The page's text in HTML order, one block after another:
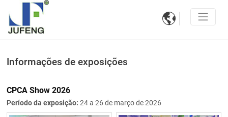

Informações de exposições
CPCA Show 2026
Período da exposição: 24 a 26 de março de 2026